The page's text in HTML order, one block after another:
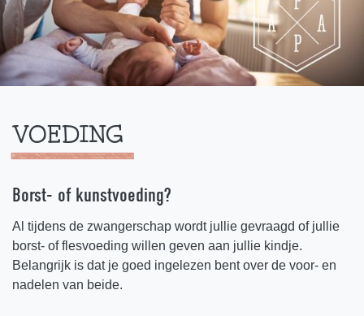
VOEDING
Borst- of kunstvoeding?
Al tijdens de zwangerschap wordt jullie gevraagd of jullie
borst- of flesvoeding willen geven aan jullie kindje.
Belangrijk is dat je goed ingelezen bent over de voor- en
nadelen van beide.